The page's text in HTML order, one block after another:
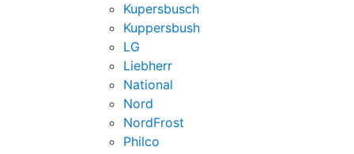
Kupersbusch
Kuppersbush
LG
Liebherr
National
Nord
NordFrost
Philco